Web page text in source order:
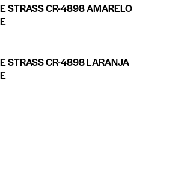
STRASS CR-4898 AMARELO
STRASS CR-4898 LARANJA